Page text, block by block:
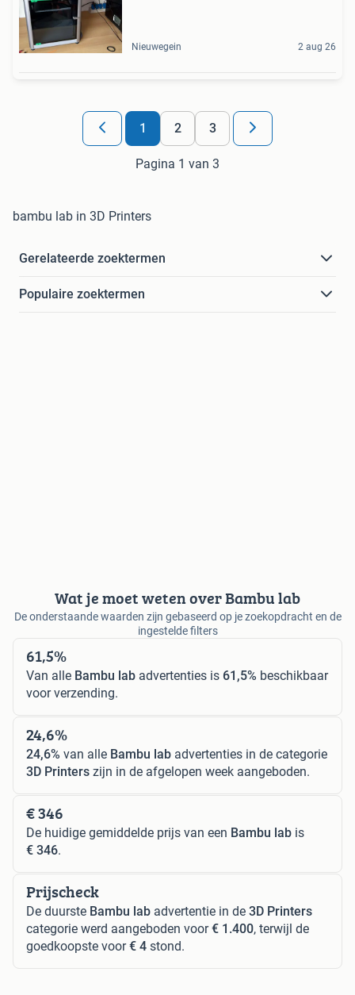
Nieuwegein 2 aug 26
1 2 3
Pagina 1 van 3
bambu lab in 3D Printers
Gerelateerde zoektermen
Populaire zoektermen
Wat je moet weten over Bambu lab
De onderstaande waarden zijn gebaseerd op je zoekopdracht en de
ingestelde filters
61,5%
Van alle Bambu lab advertenties is 61,5% beschikbaar
voor verzending.
24,6%
24,6% van alle Bambu lab advertenties in de categorie
3D Printers zijn in de afgelopen week aangeboden.
€ 346
De huidige gemiddelde prijs van een Bambu lab is
€ 346.
Prijscheck
De duurste Bambu lab advertentie in de 3D Printers
categorie werd aangeboden voor€ 1.400, terwijl de
goedkoopste voor€ 4 stond.